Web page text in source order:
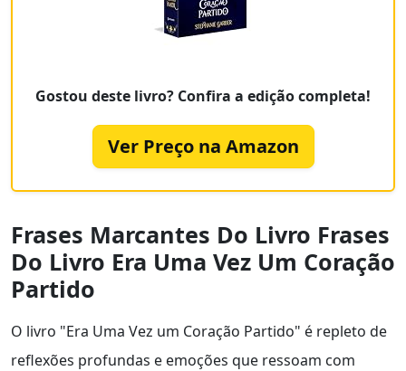
Gostou deste livro? Confira a edição completa!
Ver Preço na Amazon
Frases Marcantes Do Livro Frases
Do Livro Era Uma Vez Um Coração
Partido
O livro "Era Uma Vez um Coração Partido" é repleto de
reflexões profundas e emoções que ressoam com